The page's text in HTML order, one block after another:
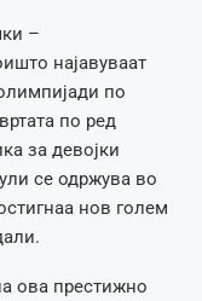
–
најавуваат
по
по ред
за девојки
се одржува во
нов голем
ова престижно